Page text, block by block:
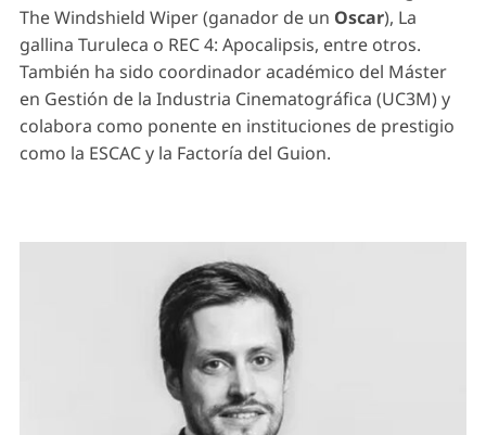
The Windshield Wiper (ganador de un Oscar), La
gallina Turuleca o REC 4: Apocalipsis, entre otros.
También ha sido coordinador académico del Máster
en Gestión de la Industria Cinematográfica (UC3M) y
colabora como ponente en instituciones de prestigio
como la ESCAC y la Factoría del Guion.